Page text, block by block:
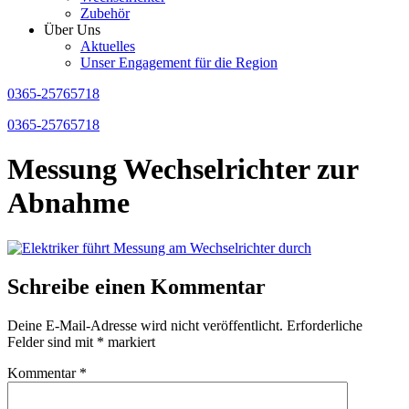
Zubehör
Über Uns
Aktuelles
Unser Engagement für die Region
0365-25765718
0365-25765718
Messung Wechselrichter zur
Abnahme
Schreibe einen Kommentar
Deine E-Mail-Adresse wird nicht veröffentlicht. Erforderliche
Felder sind mit * markiert
Kommentar *